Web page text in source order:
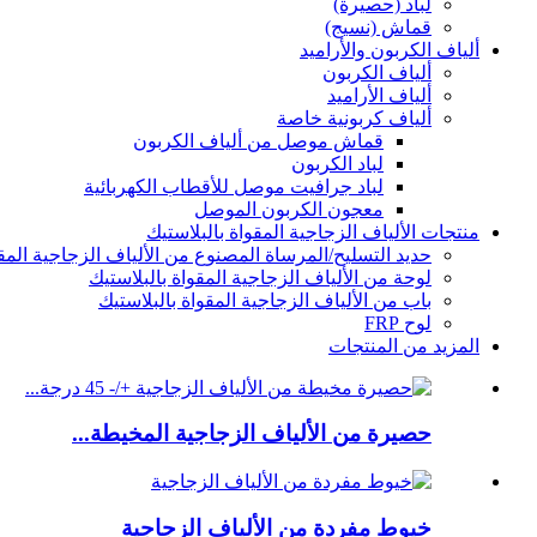
قماش (نسيج)
ألياف الكربون والأراميد
ألياف الكربون
ألياف الأراميد
ألياف كربونية خاصة
قماش موصل من ألياف الكربون
لباد الكربون
لباد جرافيت موصل للأقطاب الكهربائية
معجون الكربون الموصل
منتجات الألياف الزجاجية المقواة بالبلاستيك
حديد التسليح/المرساة المصنوع من الألياف الزجاجية
لوحة من الألياف الزجاجية المقواة بالبلاستيك
باب من الألياف الزجاجية المقواة بالبلاستيك
لوح FRP
المزيد من المنتجات
حصيرة من الألياف الزجاجية المخيطة...
خيوط مفردة من الألياف الزجاجية